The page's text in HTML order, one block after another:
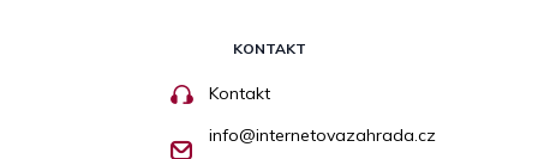
KONTAKT
Kontakt
info@internetovazahrada.cz